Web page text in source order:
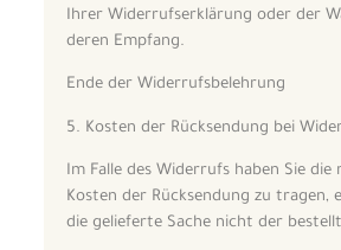
Ihrer Widerrufserklärung oder der
deren Empfang.
Ende der Widerrufsbelehrung
5. Kosten der Rücksendung bei
Im Falle des Widerrufs haben Sie die
Kosten der Rücksendung zu tragen,
die gelieferte Sache nicht der